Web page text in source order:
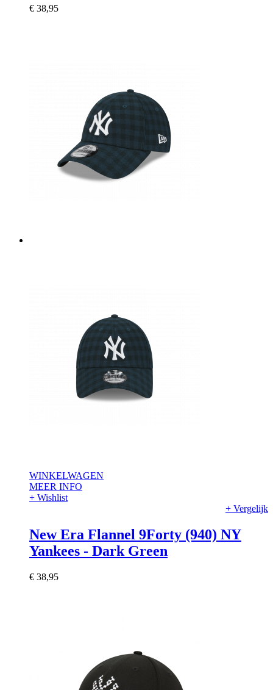
€ 38,95
WINKELWAGEN
MEER INFO
+ Wishlist
+ Vergelijk
New Era Flannel 9Forty (940) NY
Yankees - Dark Green
€ 38,95